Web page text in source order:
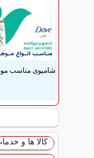
شامپوی مناسب
کالا ها و